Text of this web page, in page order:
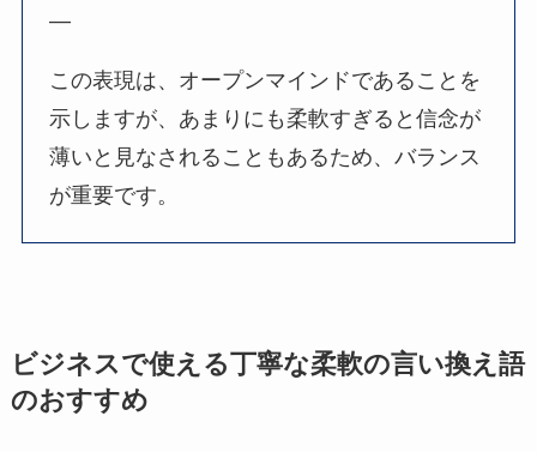
—
この表現は、オープンマインドであることを
示しますが、あまりにも柔軟すぎると信念が
薄いと見なされることもあるため、バランス
が重要です。
ビジネスで使える丁寧な柔軟の言い換え語
のおすすめ